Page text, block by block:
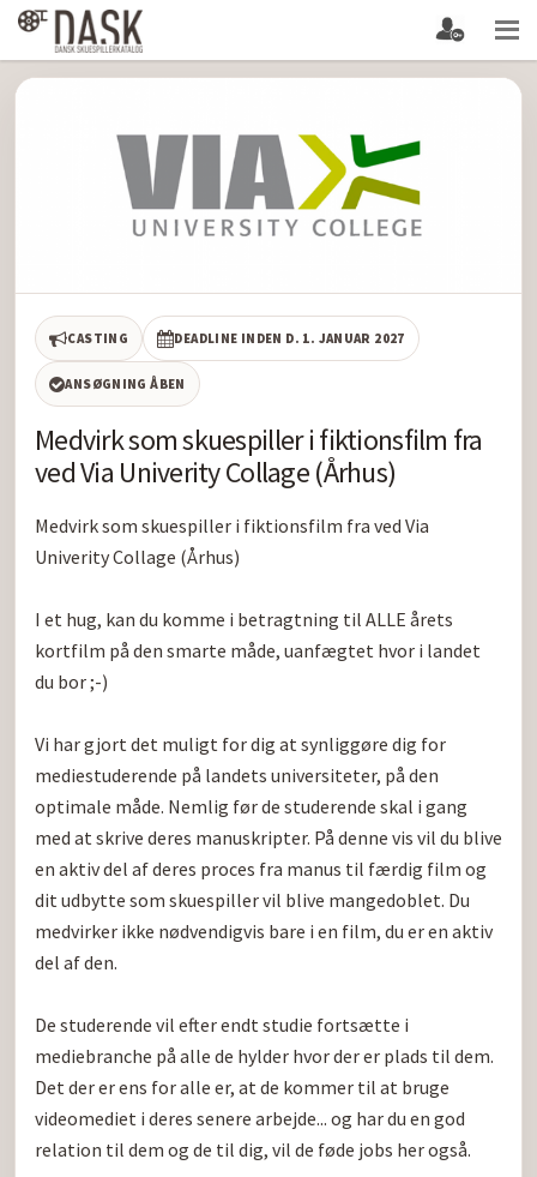
CASTING DEADLINE INDEN D. 1. JANUAR 2027
ANSØGNING ÅBEN
Medvirk som skuespiller i fiktionsfilm fra
ved Via Univerity Collage (Århus)
Medvirk som skuespiller i fiktionsfilm fra ved Via
Univerity Collage (Århus)
I et hug, kan du komme i betragtning til ALLE årets
kortfilm på den smarte måde, uanfægtet hvor i landet
du bor ;-)
Vi har gjort det muligt for dig at synliggøre dig for
mediestuderende på landets universiteter, på den
optimale måde. Nemlig før de studerende skal i gang
med at skrive deres manuskripter. På denne vis vil du blive
en aktiv del af deres proces fra manus til færdig film og
dit udbytte som skuespiller vil blive mangedoblet. Du
medvirker ikke nødvendigvis bare i en film, du er en aktiv
del af den.
De studerende vil efter endt studie fortsætte i
mediebranche på alle de hylder hvor der er plads til dem.
Det der er ens for alle er, at de kommer til at bruge
videomediet i deres senere arbejde... og har du en god
relation til dem og de til dig, vil de føde jobs her også.